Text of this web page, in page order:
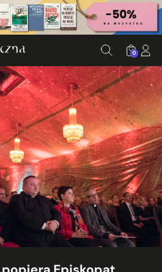
0